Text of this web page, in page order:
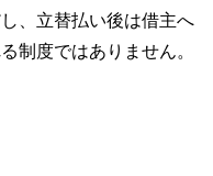
、立替払い後は借主へ
制度ではありません。